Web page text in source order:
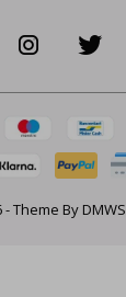
- Theme ByDMWS